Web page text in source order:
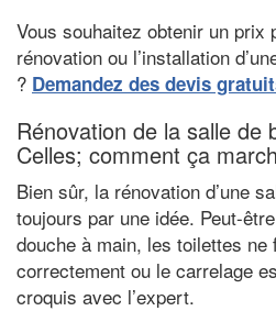
Vous souhaitez obtenir un prix
rénovation ou l’installation
? Demandez des devis
Rénovation de la salle de
Celles; comment ça
Bien sûr, la rénovation d’une
toujours par une idée. Peut-
douche à main, les toilettes ne
correctement ou le carrelage
croquis avec l’expert.